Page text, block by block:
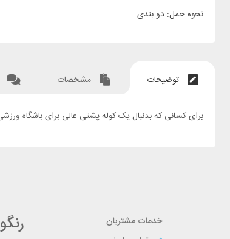
نحوه حمل: دو بندی
توضیحات مشخصات
برای کسانی که بدنبال یک کوله پشتی عالی برای باشگاه ورزشی میگردند کوله پشتی 35 لیتری کیپستا گزینه مناسبی میباشد. کوله پشتی
خدمات مشتریان